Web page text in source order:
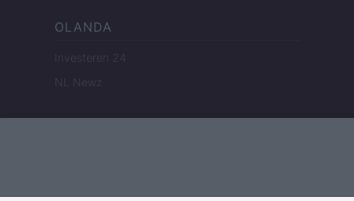
OLANDA
Investeren 24
NL Newz